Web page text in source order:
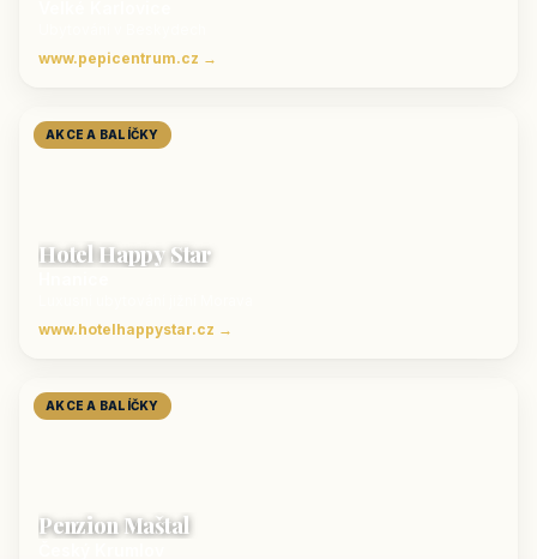
www.pepicentrum.cz →
AKCE A BALÍČKY
Hotel Happy Star
www.hotelhappystar.cz →
AKCE A BALÍČKY
Penzion Maštal